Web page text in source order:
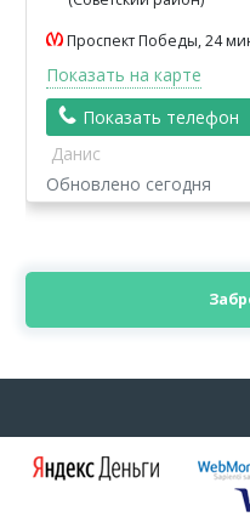
Проспект Победы, 24
Показать на карте
Показать телефон
Данис
Обновлено сегодня